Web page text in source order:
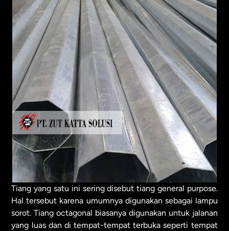
Tiang yang satu ini sering disebut tiang general purpose.
Hal tersebut karena umumnya digunakan sebagai lampu
sorot. Tiang octagonal biasanya digunakan untuk jalanan
yang luas dan di tempat-tempat terbuka seperti tempat